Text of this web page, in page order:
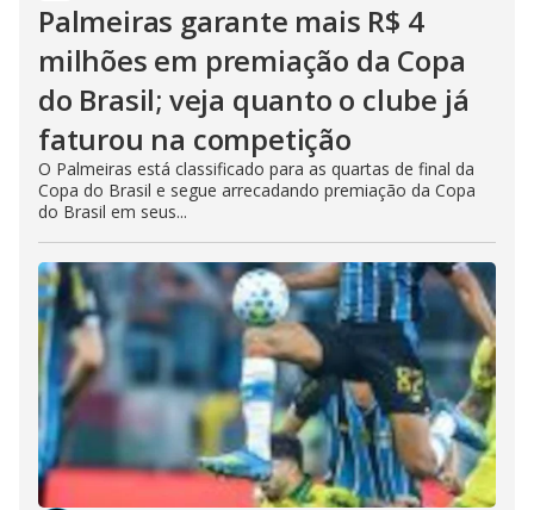
Palmeiras garante mais R$ 4
milhões em premiação da Copa
do Brasil; veja quanto o clube já
faturou na competição
O Palmeiras está classificado para as quartas de final da
Copa do Brasil e segue arrecadando premiação da Copa
do Brasil em seus...